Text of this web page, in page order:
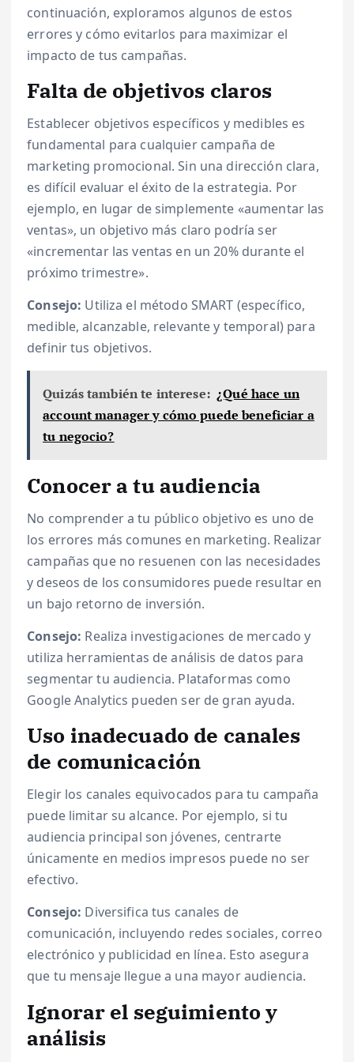
continuación, exploramos algunos de estos
errores y cómo evitarlos para maximizar el
impacto de tus campañas.
Falta de objetivos claros
Establecer objetivos específicos y medibles es
fundamental para cualquier campaña de
marketing promocional. Sin una dirección clara,
es difícil evaluar el éxito de la estrategia. Por
ejemplo, en lugar de simplemente «aumentar las
ventas», un objetivo más claro podría ser
«incrementar las ventas en un 20% durante el
próximo trimestre».
Consejo: Utiliza el método SMART (específico,
medible, alcanzable, relevante y temporal) para
definir tus objetivos.
Quizás también te interese: ¿Qué hace un
account manager y cómo puede beneficiar a
tu negocio?
Conocer a tu audiencia
No comprender a tu público objetivo es uno de
los errores más comunes en marketing. Realizar
campañas que no resuenen con las necesidades
y deseos de los consumidores puede resultar en
un bajo retorno de inversión.
Consejo: Realiza investigaciones de mercado y
utiliza herramientas de análisis de datos para
segmentar tu audiencia. Plataformas como
Google Analytics pueden ser de gran ayuda.
Uso inadecuado de canales
de comunicación
Elegir los canales equivocados para tu campaña
puede limitar su alcance. Por ejemplo, si tu
audiencia principal son jóvenes, centrarte
únicamente en medios impresos puede no ser
efectivo.
Consejo: Diversifica tus canales de
comunicación, incluyendo redes sociales, correo
electrónico y publicidad en línea. Esto asegura
que tu mensaje llegue a una mayor audiencia.
Ignorar el seguimiento y
análisis